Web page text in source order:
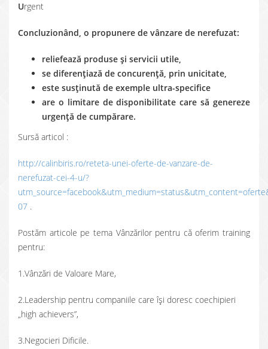
Urgent
Concluzionând, o propunere de vânzare de nerefuzat:
reliefează produse şi servicii utile,
se diferenţiază de concurenţă, prin unicitate,
este susţinută de exemple ultra-specifice
are o limitare de disponibilitate care să genereze
urgenţă de cumpărare.
Sursă articol :
http://calinbiris.ro/reteta-unei-oferte-de-vanzare-de-
nerefuzat-cei-4-u/?
07 .
Postăm articole pe tema Vânzărilor pentru că oferim training
pentru:
1.Vânzări de Valoare Mare,
2.Leadership pentru companiile care îşi doresc coechipieri
„high achievers”,
3.Negocieri Dificile.